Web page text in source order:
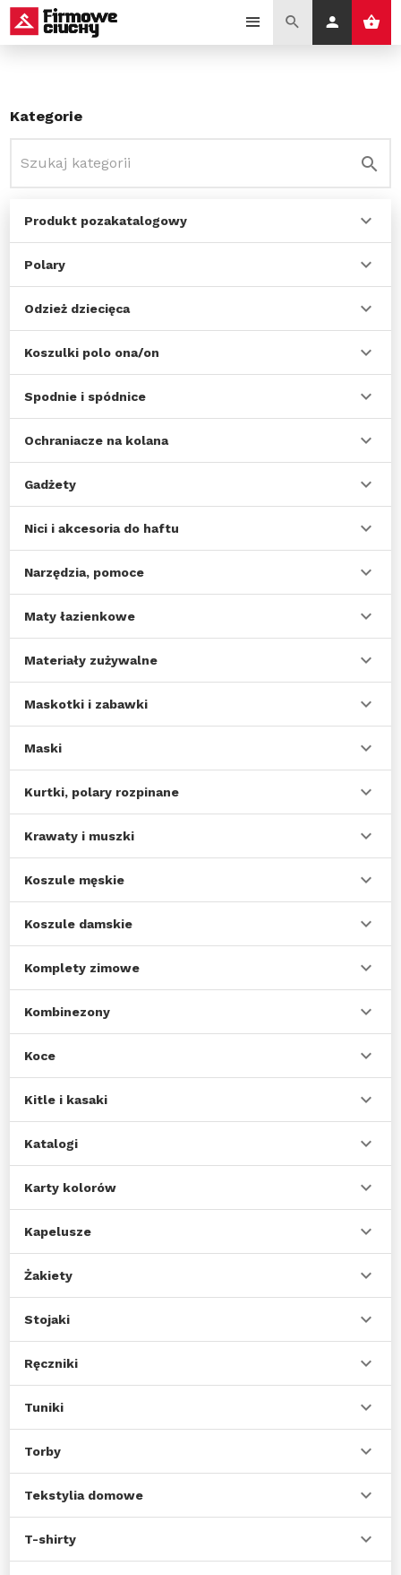
Kategorie
Produkt pozakatalogowy
Polary
Odzież dziecięca
Koszulki polo ona/on
Spodnie i spódnice
Ochraniacze na kolana
Gadżety
Nici i akcesoria do haftu
Narzędzia, pomoce
Maty łazienkowe
Materiały zużywalne
Maskotki i zabawki
Maski
Kurtki, polary rozpinane
Krawaty i muszki
Koszule męskie
Koszule damskie
Komplety zimowe
Kombinezony
Koce
Kitle i kasaki
Katalogi
Karty kolorów
Kapelusze
Żakiety
Stojaki
Ręczniki
Tuniki
Torby
Tekstylia domowe
T-shirty